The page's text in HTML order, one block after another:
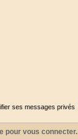
ses messages privés
pour vous connecter.